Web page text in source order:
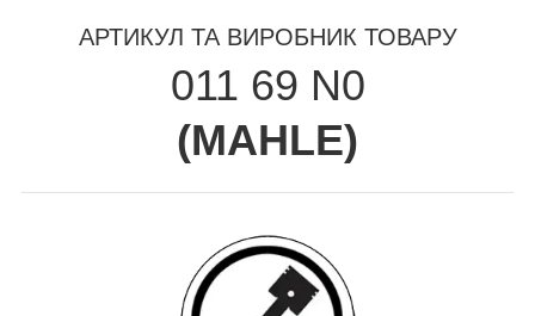
АРТИКУЛ ТА ВИРОБНИК ТОВАРУ
011 69 N0
(MAHLE)